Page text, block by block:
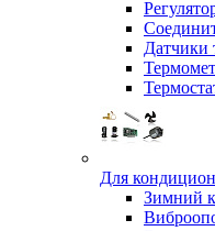
Датчики
Для
Зимний